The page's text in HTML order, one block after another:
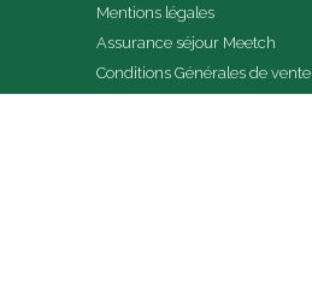
Mentions légales
Assurance séjour Meetch
Conditions Générales de vente